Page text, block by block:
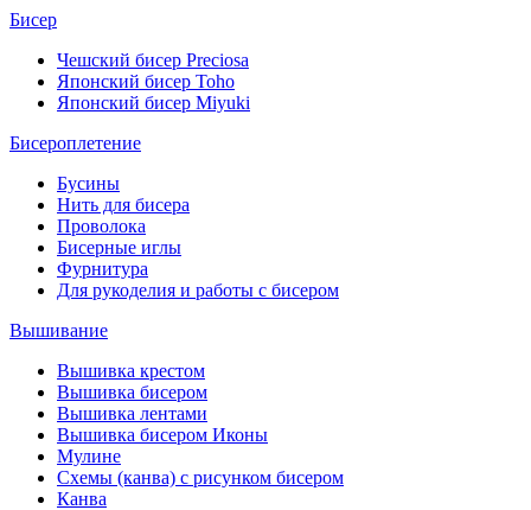
Бисер
Чешский бисер Preciosa
Японский бисер Toho
Японский бисер Miyuki
Бисероплетение
Бусины
Нить для бисера
Проволока
Бисерные иглы
Фурнитура
Для рукоделия и работы с бисером
Вышивание
Вышивка крестом
Вышивка бисером
Вышивка лентами
Вышивка бисером Иконы
Мулине
Схемы (канва) с рисунком бисером
Канва